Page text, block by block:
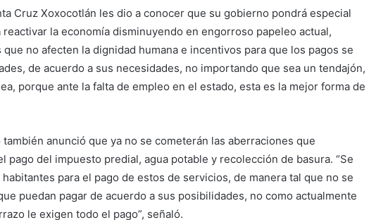
Cruz Xoxocotlán les dio a conocer que su gobierno pondrá especial
la economía disminuyendo en engorroso papeleo actual,
no afecten la dignidad humana e incentivos para que los pagos se
de acuerdo a sus necesidades, no importando que sea un tendajón,
porque ante la falta de empleo en el estado, esta es la mejor forma de
anunció que ya no se cometerán las aberraciones que
pago del impuesto predial, agua potable y recolección de basura. “Se
para el pago de estos de servicios, de manera tal que no se
puedan pagar de acuerdo a sus posibilidades, no como actualmente
le exigen todo el pago”, señaló.